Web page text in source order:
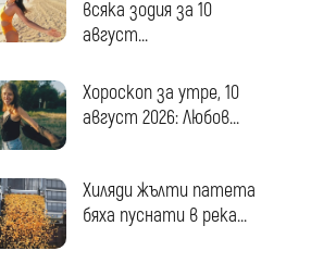
всяка зодия за 10
август...
Хороскоп за утре, 10
август 2026: Любов...
Хиляди жълти патета
бяха пуснати в река...